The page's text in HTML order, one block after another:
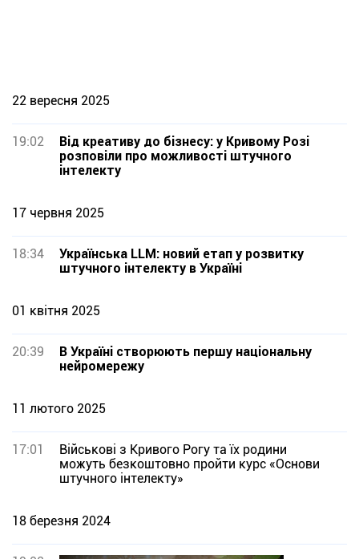
22 вересня 2025
19:02
Від креативу до бізнесу: у Кривому Розі
розповіли про можливості штучного
інтелекту
17 червня 2025
18:34
Українська LLM: новий етап у розвитку
штучного інтелекту в Україні
01 квітня 2025
20:39
В Україні створюють першу національну
нейромережу
11 лютого 2025
17:01
Військові з Кривого Рогу та їх родини
можуть безкоштовно пройти курс «Основи
штучного інтелекту»
18 березня 2024